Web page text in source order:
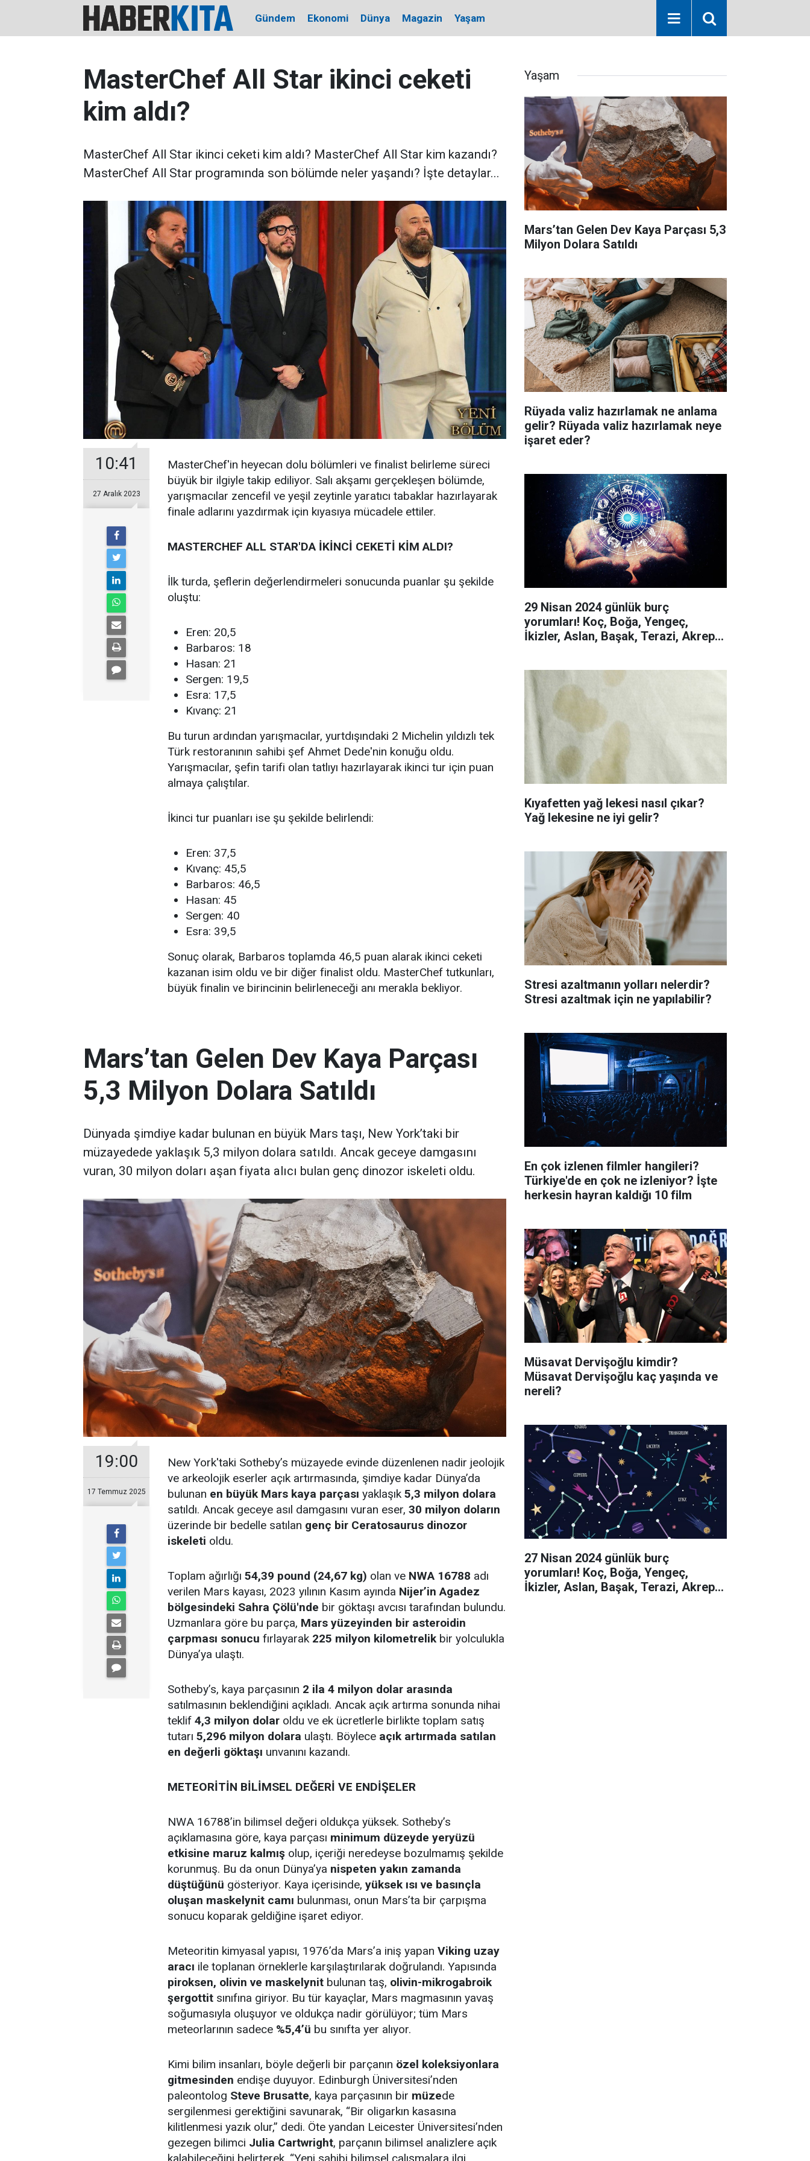
Gündem Ekonomi Dünya Magazin Yaşam
MasterChef All Star ikinci ceketi
kim aldı?
MasterChef All Star ikinci ceketi kim aldı? MasterChef All Star kim kazandı?
MasterChef All Star programında son bölümde neler yaşandı? İşte detaylar...
10:41
27 Aralık 2023
MasterChef'in heyecan dolu bölümleri ve finalist belirleme süreci
büyük bir ilgiyle takip ediliyor. Salı akşamı gerçekleşen bölümde,
yarışmacılar zencefil ve yeşil zeytinle yaratıcı tabaklar hazırlayarak
finale adlarını yazdırmak için kıyasıya mücadele ettiler.
MASTERCHEF ALL STAR'DA İKİNCİ CEKETİ KİM ALDI?
İlk turda, şeflerin değerlendirmeleri sonucunda puanlar şu şekilde
oluştu:
Eren: 20,5
Barbaros: 18
Hasan: 21
Sergen: 19,5
Esra: 17,5
Kıvanç: 21
Bu turun ardından yarışmacılar, yurtdışındaki 2 Michelin yıldızlı tek
Türk restoranının sahibi şef Ahmet Dede'nin konuğu oldu.
Yarışmacılar, şefin tarifi olan tatlıyı hazırlayarak ikinci tur için puan
almaya çalıştılar.
İkinci tur puanları ise şu şekilde belirlendi:
Eren: 37,5
Kıvanç: 45,5
Barbaros: 46,5
Hasan: 45
Sergen: 40
Esra: 39,5
Sonuç olarak, Barbaros toplamda 46,5 puan alarak ikinci ceketi
kazanan isim oldu ve bir diğer finalist oldu. MasterChef tutkunları,
büyük finalin ve birincinin belirleneceği anı merakla bekliyor.
Mars’tan Gelen Dev Kaya Parçası
5,3 Milyon Dolara Satıldı
Dünyada şimdiye kadar bulunan en büyük Mars taşı, New York’taki bir
müzayedede yaklaşık 5,3 milyon dolara satıldı. Ancak geceye damgasını
vuran, 30 milyon doları aşan fiyata alıcı bulan genç dinozor iskeleti oldu.
19:00
17 Temmuz 2025
New York'taki Sotheby’s müzayede evinde düzenlenen nadir jeolojik
ve arkeolojik eserler açık artırmasında, şimdiye kadar Dünya’da
bulunan en büyük Mars kaya parçası yaklaşık 5,3 milyon dolara
satıldı. Ancak geceye asıl damgasını vuran eser, 30 milyon doların
üzerinde bir bedelle satılan genç bir Ceratosaurus dinozor
iskeleti oldu.
Toplam ağırlığı 54,39 pound (24,67 kg) olan ve NWA 16788 adı
verilen Mars kayası, 2023 yılının Kasım ayında Nijer’in Agadez
bölgesindeki Sahra Çölü'nde bir göktaşı avcısı tarafından bulundu.
Uzmanlara göre bu parça, Mars yüzeyinden bir asteroidin
çarpması sonucu fırlayarak 225 milyon kilometrelikbir yolculukla
Dünya’ya ulaştı.
Sotheby’s, kaya parçasının 2 ila 4 milyon dolar arasında
satılmasının beklendiğini açıkladı. Ancak açık artırma sonunda nihai
teklif 4,3 milyon dolar oldu ve ek ücretlerle birlikte toplam satış
tutarı 5,296 milyon dolara ulaştı. Böylece açık artırmada satılan
en değerli göktaşı unvanını kazandı.
METEORİTİN BİLİMSEL DEĞERİ VE ENDİŞELER
NWA 16788’in bilimsel değeri oldukça yüksek. Sotheby’s
açıklamasına göre, kaya parçası minimum düzeyde yeryüzü
etkisine maruz kalmış olup, içeriği neredeyse bozulmamış şekilde
korunmuş. Bu da onun Dünya’ya nispeten yakın zamanda
düştüğünü gösteriyor. Kaya içerisinde, yüksek ısı ve basınçla
oluşan maskelynit camı bulunması, onun Mars’ta bir çarpışma
sonucu koparak geldiğine işaret ediyor.
Meteoritin kimyasal yapısı, 1976’da Mars’a iniş yapan Viking uzay
aracı ile toplanan örneklerle karşılaştırılarak doğrulandı. Yapısında
piroksen, olivin ve maskelynit bulunan taş, olivin-mikrogabroik
şergottit sınıfına giriyor. Bu tür kayaçlar, Mars magmasının yavaş
soğumasıyla oluşuyor ve oldukça nadir görülüyor; tüm Mars
meteorlarının sadece %5,4’ü bu sınıfta yer alıyor.
Kimi bilim insanları, böyle değerli bir parçanın özel koleksiyonlara
gitmesinden endişe duyuyor. Edinburgh Üniversitesi’nden
paleontolog Steve Brusatte, kaya parçasının bir müzede
sergilenmesi gerektiğini savunarak, “Bir oligarkın kasasına
kilitlenmesi yazık olur,” dedi. Öte yandan Leicester Üniversitesi’nden
gezegen bilimci Julia Cartwright, parçanın bilimsel analizlere açık
kalabileceğini belirterek, “Yeni sahibi bilimsel çalışmalara ilgi
Yaşam
Mars’tan Gelen Dev Kaya Parçası 5,3
Milyon Dolara Satıldı
Rüyada valiz hazırlamak ne anlama
gelir? Rüyada valiz hazırlamak neye
işaret eder?
29 Nisan 2024 günlük burç
yorumları! Koç, Boğa, Yengeç,
İkizler, Aslan, Başak, Terazi, Akrep,
Kıyafetten yağ lekesi nasıl çıkar?
Yağ lekesine ne iyi gelir?
Stresi azaltmanın yolları nelerdir?
Stresi azaltmak için ne yapılabilir?
En çok izlenen filmler hangileri?
Türkiye'de en çok ne izleniyor? İşte
herkesin hayran kaldığı 10 film
Müsavat Dervişoğlu kimdir?
Müsavat Dervişoğlu kaç yaşında ve
nereli?
27 Nisan 2024 günlük burç
yorumları! Koç, Boğa, Yengeç,
İkizler, Aslan, Başak, Terazi, Akrep,